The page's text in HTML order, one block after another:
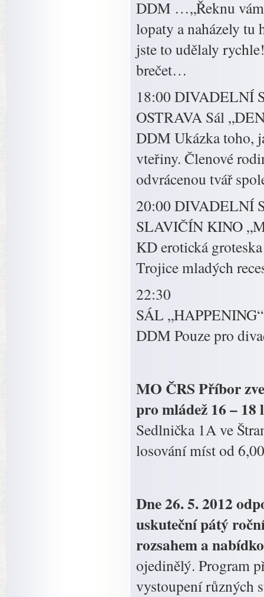
DDM …„Řeknu
lopaty a naházely
jste to udělaly
brečet…
18:00 DIVADELNÍ
OSTRAVA Sál
DDM Ukázka toho,
vteřiny. Členové
odvrácenou tvář
20:00 DIVADELNÍ
SLAVIČÍN KINO
KD erotická groteska
Trojice mladých
22:30
SÁL „HAPPENING“
DDM Pouze pro
MO ČRS Příbor
pro mládež 16 – 18
Sedlnička 1A ve
losování míst od
Dne 26. 5. 2012
uskuteční pátý
rozsahem a
ojedinělý. Program
vystoupení různých